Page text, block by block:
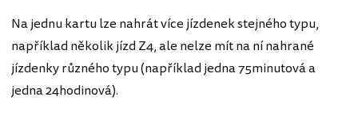
Na jednu kartu lze nahrát více jízdenek stejného typu,
například několik jízd Z4, ale nelze mít na ní nahrané
jízdenky různého typu (například jedna 75minutová a
jedna 24hodinová).